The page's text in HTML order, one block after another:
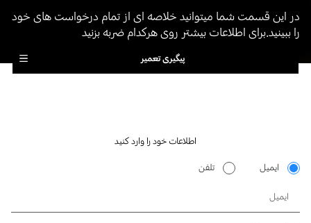
در این قسمت شما میتوانید خلاصه ای از تمام درخواست های خود
را ببینید.برای اطلاعات بیشتر روی هرکدام ضربه بزنید
پیگیری تعمیر
اطلاعات خود را وارد کنید
ایمیل تلفن